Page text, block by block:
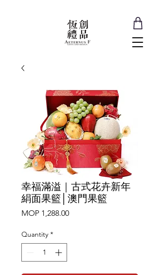
幸福滿溢｜古式花卉新年
絹面果籃│澳門果籃
MOP 1,288.00Price
Quantity *